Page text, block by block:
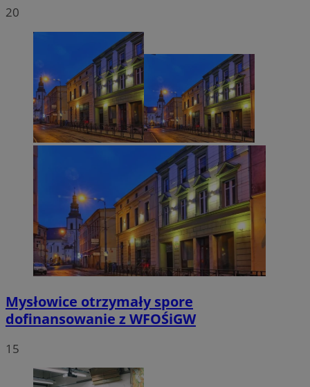
20
Mysłowice otrzymały spore
dofinansowanie z WFOŚiGW
15